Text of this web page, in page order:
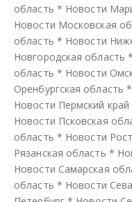
область * Новости
Новости Московская
область * Новости
Новгородская область *
область * Новости
Оренбургская область *
Новости Пермский край
Новости Псковская
область * Новости
Рязанская область *
Новости Самарская
область * Новости